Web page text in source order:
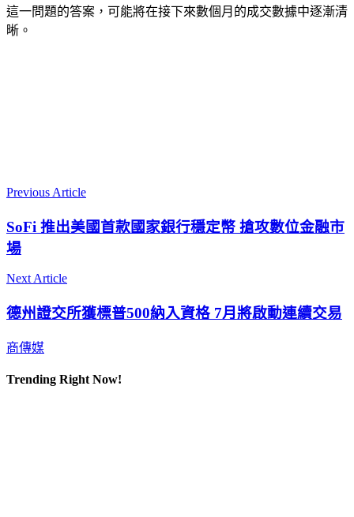
這一問題的答案，可能將在接下來數個月的成交數據中逐漸清
晰。
Previous Article
SoFi 推出美國首款國家銀行穩定幣 搶攻數位金融市
場
Next Article
德州證交所獲標普500納入資格 7月將啟動連續交易
商傳媒
Trending Right Now!